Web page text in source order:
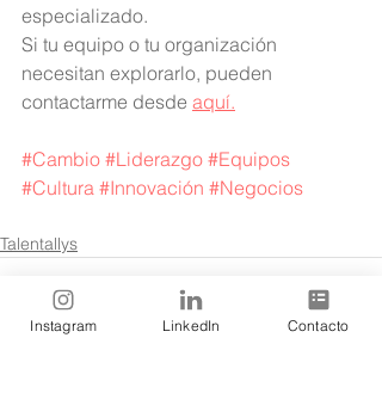
especializado.
Si tu equipo o tu organización
necesitan explorarlo, pueden
contactarme desde aquí.
#Cambio #Liderazgo #Equipos
#Cultura #Innovación #Negocios
Talentallys
Instagram LinkedIn Contacto